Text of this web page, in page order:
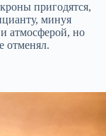
пригодятся,
минуя
атмосферой, но
отменял.